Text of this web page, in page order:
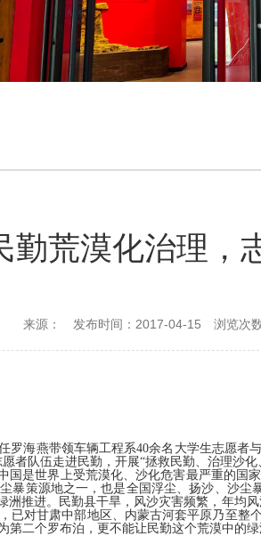
勤荒漠化治理，
来源： 发布时间：2017-04-15 浏览次
罗海燕带领车辆工程系40余名大学生志愿
者队伍走进民勤，开展“拯救民勤、治理沙
国是世界上受荒漠化、沙化危害最严重的
策源地之一，也是全国浮尘、扬沙、沙
推进。民勤县干旱，风沙灾害频繁，年均
对甘肃中部地区、内蒙古河套平原乃至
二个罗布泊，更不能让民勤这个荒漠中